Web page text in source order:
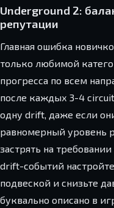
Underground 2:
репутации
Главная ошибка
только любимой
прогресса по всем
после каждых 3-4
одну drift, даже если
равномерный уровень
застрять на
drift-событий
подвеской и снизьте
буквально описано в